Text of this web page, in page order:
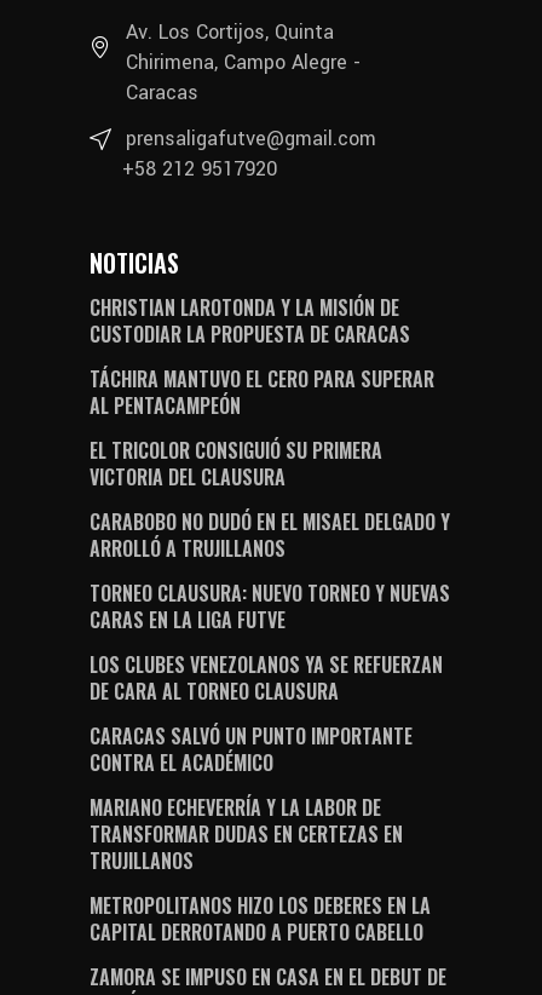
Av. Los Cortijos, Quinta
Chirimena, Campo Alegre -
Caracas
prensaligafutve@gmail.com
+58 212 9517920
NOTICIAS
CHRISTIAN LAROTONDA Y LA MISIÓN DE
CUSTODIAR LA PROPUESTA DE CARACAS
TÁCHIRA MANTUVO EL CERO PARA SUPERAR
AL PENTACAMPEÓN
EL TRICOLOR CONSIGUIÓ SU PRIMERA
VICTORIA DEL CLAUSURA
CARABOBO NO DUDÓ EN EL MISAEL DELGADO Y
ARROLLÓ A TRUJILLANOS
TORNEO CLAUSURA: NUEVO TORNEO Y NUEVAS
CARAS EN LA LIGA FUTVE
LOS CLUBES VENEZOLANOS YA SE REFUERZAN
DE CARA AL TORNEO CLAUSURA
CARACAS SALVÓ UN PUNTO IMPORTANTE
CONTRA EL ACADÉMICO
MARIANO ECHEVERRÍA Y LA LABOR DE
TRANSFORMAR DUDAS EN CERTEZAS EN
TRUJILLANOS
METROPOLITANOS HIZO LOS DEBERES EN LA
CAPITAL DERROTANDO A PUERTO CABELLO
ZAMORA SE IMPUSO EN CASA EN EL DEBUT DE